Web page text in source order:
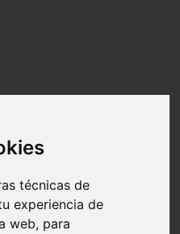
técnicas de
experiencia de
web, para